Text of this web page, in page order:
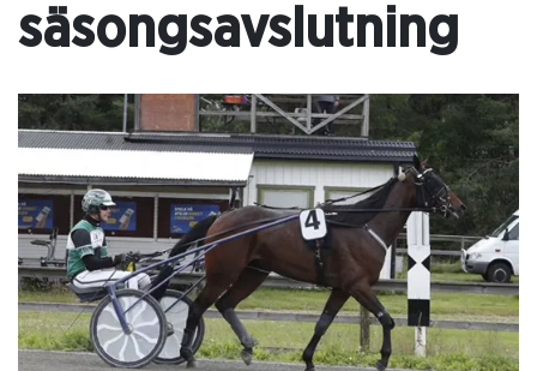
säsongsavslutning